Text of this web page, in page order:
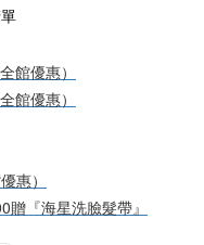
館優惠）
館優惠）
惠）
『海星洗臉髮帶』